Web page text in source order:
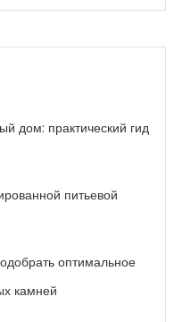
дом: практический гид
питьевой
оптимальное
камней